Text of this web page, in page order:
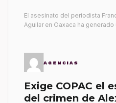
El asesinato del periodista
Aguilar en Oaxaca ha
AGENCIAS
Exige COPAC el
del crimen de